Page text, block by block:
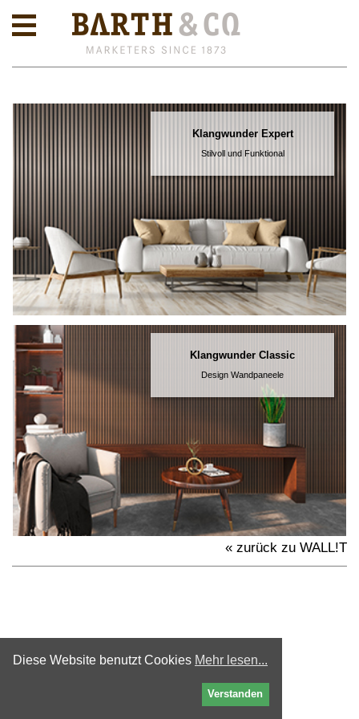
Diese Website benutzt Cookies Mehr lesen...
Verstanden
Klangwunder Expert
Stilvoll und Funktional
Klangwunder Classic
Design Wandpaneele
« zurück zu WALL!T